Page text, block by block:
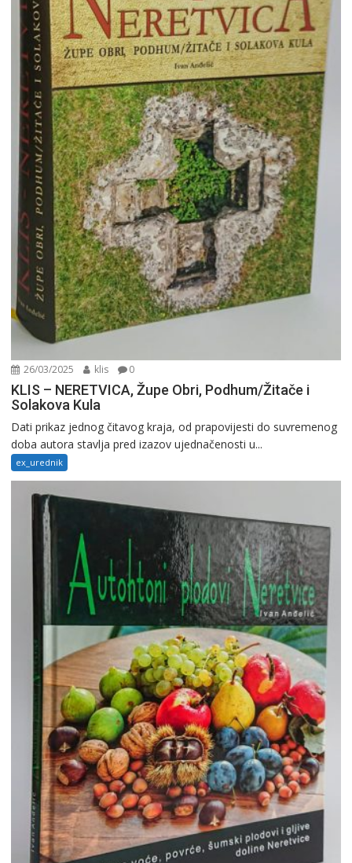
26/03/2025 klis 0
KLIS – NERETVICA, Župe Obri, Podhum/Žitače i
Solakova Kula
Dati prikaz jednog čitavog kraja, od prapovijesti do suvremenog
doba autora stavlja pred izazov ujednačenosti u...
ex_urednik